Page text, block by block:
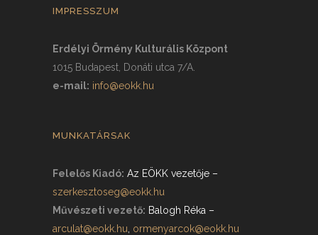
IMPRESSZUM
Erdélyi Örmény Kulturális Központ
1015 Budapest, Donáti utca 7/A.
e-mail: info@eokk.hu
MUNKATÁRSAK
Felelős Kiadó: Az EÖKK vezetője –
szerkesztoseg@eokk.hu
Művészeti vezető: Balogh Réka –
arculat@eokk.hu ormenyarcok@eokk.hu